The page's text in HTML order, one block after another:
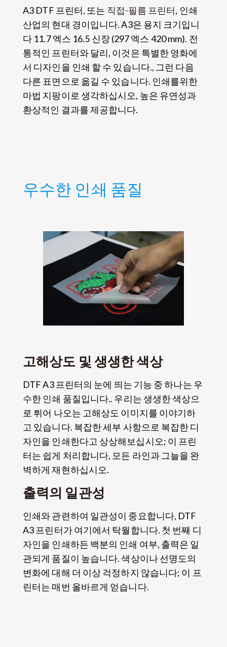
A3 DTF 프린터, 또는 직접-필름 프린터, 인쇄
산업의 현대 경이입니다. A3은 용지 크기입니
다 11.7 엑스 16.5 신장 (297 엑스 420 mm). 전
통적인 프린터와 달리, 이것은 특별한 영화에
서 디자인을 인쇄 할 수 있습니다., 그런 다음
다른 표면으로 옮길 수 있습니다. 인쇄를위한
마법 지팡이로 생각하십시오, 높은 유연성과
환상적인 결과를 제공합니다.
우수한 인쇄 품질
고해상도 및 생생한 색상
DTF A3 프린터의 눈에 띄는 기능 중 하나는 우
수한 인쇄 품질입니다.. 우리는 생생한 색상으
로 튀어 나오는 고해상도 이미지를 이야기하
고 있습니다. 복잡한 세부 사항으로 복잡한 디
자인을 인쇄한다고 상상해보십시오; 이 프린
터는 쉽게 처리합니다, 모든 라인과 그늘을 완
벽하게 재현하십시오.
출력의 일관성
인쇄와 관련하여 일관성이 중요합니다, DTF
A3 프린터가 여기에서 탁월합니다. 첫 번째 디
자인을 인쇄하든 백분의 인쇄 여부, 출력은 일
관되게 품질이 높습니다. 색상이나 선명도의
변화에 ​​대해 더 이상 걱정하지 않습니다; 이 프
린터는 매번 올바르게 얻습니다.